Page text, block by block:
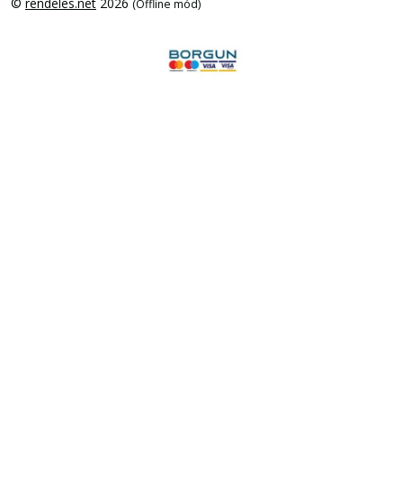
(Offline mód)